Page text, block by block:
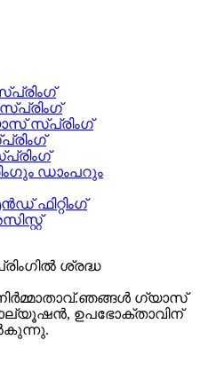
സ്പ്രിംഗ്
ഡാംപറും
ഫിറ്റിംഗ്
ശ്രദ്ധ
നിർമ്മാതാവ്.ഞങ്ങൾ ഗ്യാസ്
ഉപഭോക്താവിന്